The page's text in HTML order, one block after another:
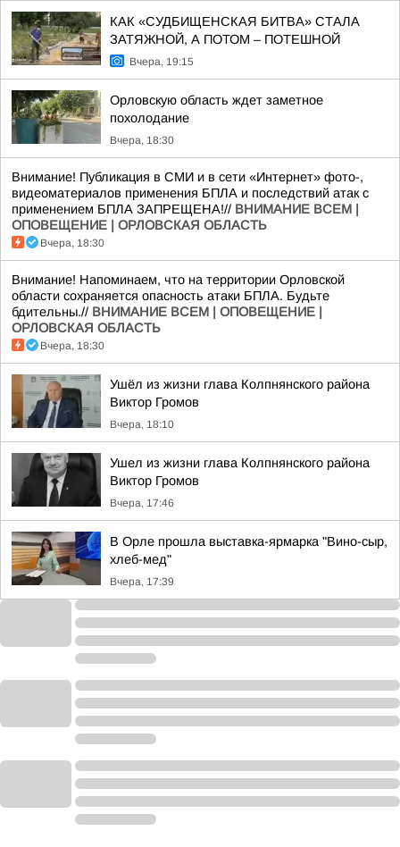
КАК «СУДБИЩЕНСКАЯ БИТВА» СТАЛА
ЗАТЯЖНОЙ, А ПОТОМ – ПОТЕШНОЙ
Вчера, 19:15
Орловскую область ждет заметное
похолодание
Вчера, 18:30
Внимание! Публикация в СМИ и в сети «Интернет» фото-,
видеоматериалов применения БПЛА и последствий атак с
применением БПЛА ЗАПРЕЩЕНА!// ВНИМАНИЕ ВСЕМ |
ОПОВЕЩЕНИЕ | ОРЛОВСКАЯ ОБЛАСТЬ
Вчера, 18:30
Внимание! Напоминаем, что на территории Орловской
области сохраняется опасность атаки БПЛА. Будьте
бдительны.// ВНИМАНИЕ ВСЕМ | ОПОВЕЩЕНИЕ |
ОРЛОВСКАЯ ОБЛАСТЬ
Вчера, 18:30
Ушёл из жизни глава Колпнянского района
Виктор Громов
Вчера, 18:10
Ушел из жизни глава Колпнянского района
Виктор Громов
Вчера, 17:46
В Орле прошла выставка-ярмарка "Вино-сыр,
хлеб-мед"
Вчера, 17:39